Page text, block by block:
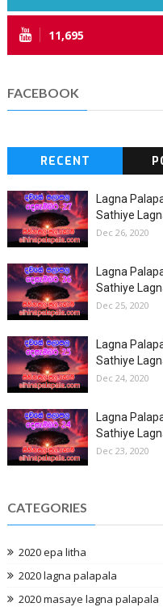
11,695
FACEBOOK
RECENT
Lagna
Sathiye
Dec 26, 2020
Lagna
Sathiye
Dec 25, 2020
Lagna
Sathiye
Dec 24, 2020
Lagna
Sathiye
Dec 23, 2020
CATEGORIES
2020 epa litha
2020 lagna palapala
2020 masaye lagna palapala